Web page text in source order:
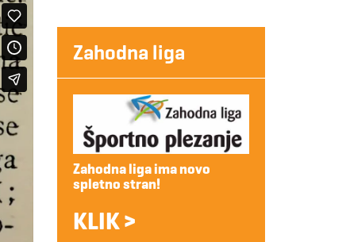
Zahodna liga
Zahodna liga ima novo
spletno stran!
KLIK >